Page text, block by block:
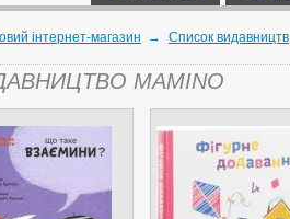
інтернет-магазин → Список видавництв
MAMINO